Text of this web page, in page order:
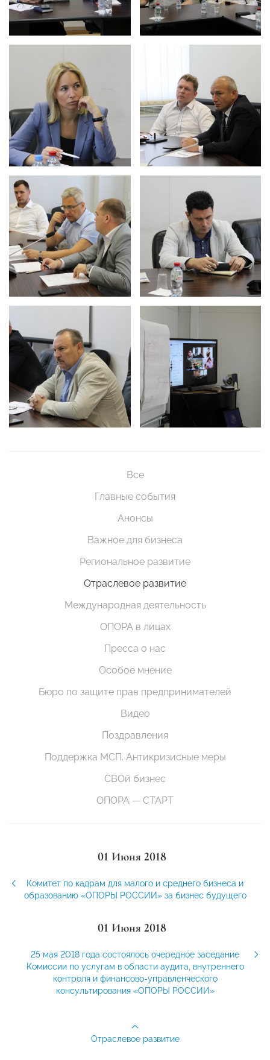
Все
Главные события
Анонсы
Важное для бизнеса
Региональное развитие
Отраслевое развитие
Международная деятельность
ОПОРА в лицах
Пресса о нас
Особое мнение
Бюро по защите прав предпринимателей
Видео
Поздравления
Поддержка МСП. Антикризисные меры
СВОй бизнес
ОПОРА — СТАРТ
01 Июня 2018
Комитет по кадрам для малого и среднего бизнеса и
образованию «ОПОРЫ РОССИИ» за бизнес будущего
01 Июня 2018
25 мая 2018 года состоялось очередное заседание
Комиссии по услугам в области аудита, внутреннего
контроля и финансово-управленческого
консультирования «ОПОРЫ РОССИИ»
Отраслевое развитие